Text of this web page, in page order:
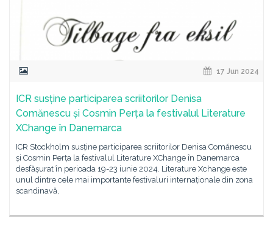
17 Jun 2024
ICR susține participarea scriitorilor Denisa
Comănescu și Cosmin Perța la festivalul Literature
XChange în Danemarca
ICR Stockholm susține participarea scriitorilor Denisa Comănescu
și Cosmin Perța la festivalul Literature XChange în Danemarca
desfășurat în perioada 19-23 iunie 2024. Literature Xchange este
unul dintre cele mai importante festivaluri internaționale din zona
scandinavă,